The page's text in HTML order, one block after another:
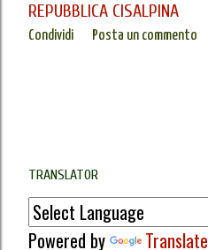
REPUBBLICA CISALPINA
Condividi Posta un commento
TRANSLATOR
Powered by Translate